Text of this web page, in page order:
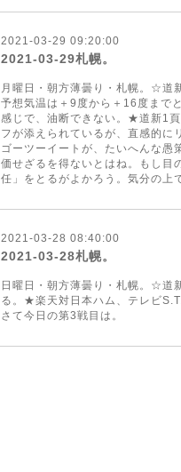
2021-03-29 09:20:00
2021-03-29札幌。
月曜日・朝方薄曇り・札幌。☆道
予想気温は＋9度から＋16度まで
感じで、油断できない。★道新1
フが添えられているが、直感的に
ゴーツーイートが、たいへんな愚
価せざるを得ないとはね。もし目
任」をとるがよかろう。気分の上
2021-03-28 08:40:00
2021-03-28札幌。
日曜日・朝方薄曇り・札幌。☆道
る。★楽天対日本ハム、テレビ
さて今日の第3戦目は。